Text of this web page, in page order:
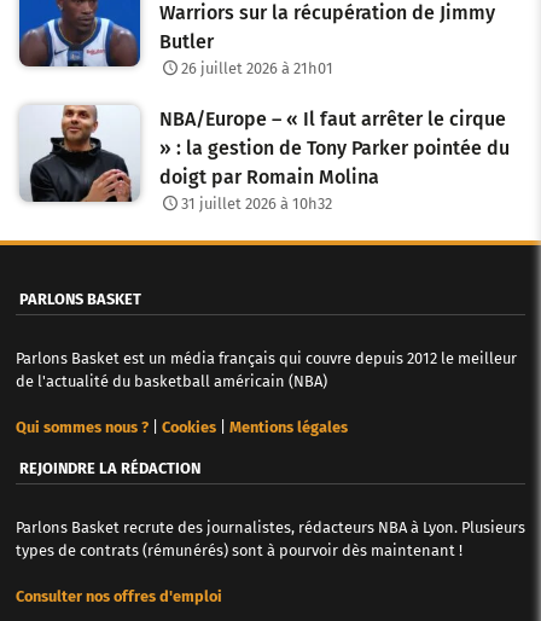
Warriors sur la récupération de Jimmy
Butler
26 juillet 2026 à 21h01
NBA/Europe – « Il faut arrêter le cirque
» : la gestion de Tony Parker pointée du
doigt par Romain Molina
31 juillet 2026 à 10h32
PARLONS BASKET
Parlons Basket est un média français qui couvre depuis 2012 le meilleur
de l'actualité du basketball américain (NBA)
Qui sommes nous ?| Cookies| Mentions légales
REJOINDRE LA RÉDACTION
Parlons Basket recrute des journalistes, rédacteurs NBA à Lyon. Plusieurs
types de contrats (rémunérés) sont à pourvoir dès maintenant !
Consulter nos offres d'emploi